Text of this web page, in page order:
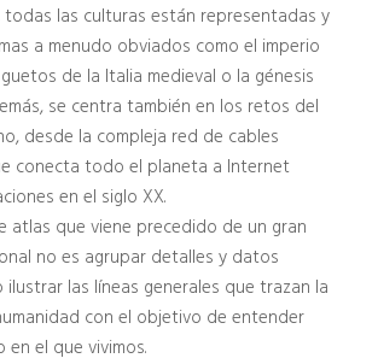
todas las culturas están representadas y
a menudo obviados como el imperio
de la Italia medieval o la génesis
se centra también en los retos del
desde la compleja red de cables
conecta todo el planeta a Internet
en el siglo XX.
atlas que viene precedido de un gran
no es agrupar detalles y datos
ilustrar las líneas generales que trazan la
con el objetivo de entender
en el que vivimos.